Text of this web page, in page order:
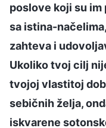
poslove koji su im
sa istina-
zahteva i
Ukoliko tvoj cilj
tvojoj vlastitoj
sebičnih želja,
iskvarene